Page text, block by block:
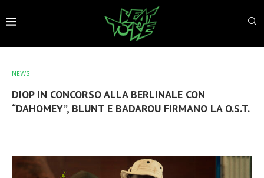
NEWS
DIOP IN CONCORSO ALLA BERLINALE CON
“DAHOMEY”, BLUNT E BADAROU FIRMANO LA O.S.T.